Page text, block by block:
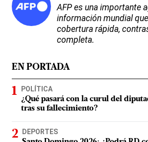
AFP es una importante
información mundial
cobertura rápida,
completa.
EN PORTADA
POLÍTICA
¿Qué pasará con la curul del
tras su fallecimiento?
DEPORTES